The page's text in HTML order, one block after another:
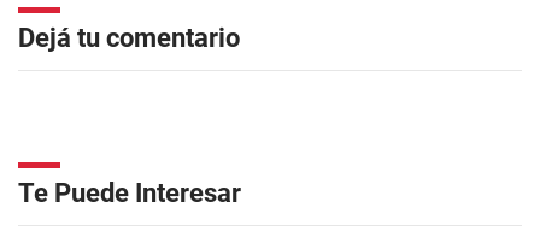
Dejá tu comentario
Te Puede Interesar